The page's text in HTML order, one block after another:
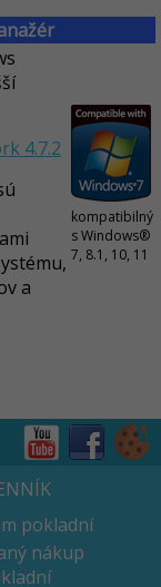
kompatibilný
s Windows®
7, 8.1, 10, 11
4.7.2
a
pokladní
nákup